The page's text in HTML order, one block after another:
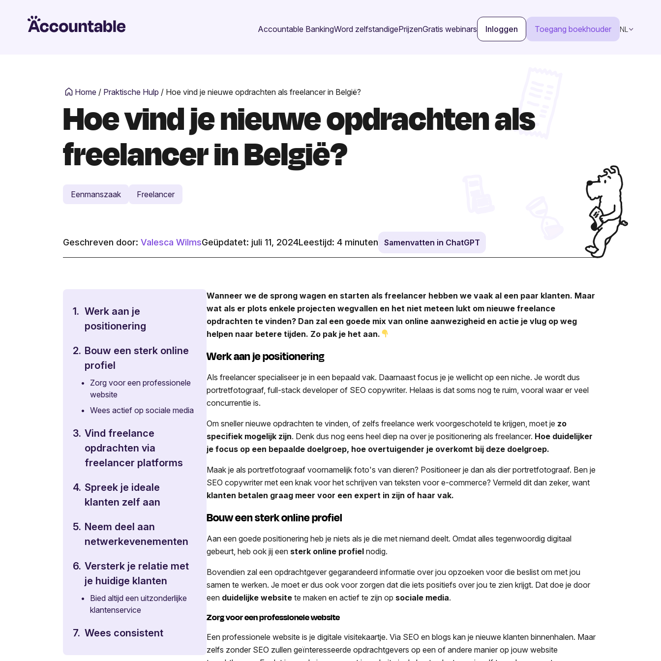
Accountable BankingWord zelfstandigePrijzenGratis webinars Inloggen Toegang boekhouder NL
Home / Praktische Hulp / Hoe vind je nieuwe opdrachten als freelancer in België?
Hoe vind je nieuwe opdrachten als
freelancer in België?
Eenmanszaak Freelancer
Geschreven door: Valesca WilmsGeüpdatet: juli 11, 2024Leestijd: 4 minuten Samenvatten in ChatGPT
1. Werk aan je
positionering
2. Bouw een sterk online
profiel
•
Zorg voor een professionele
website
•
Wees actief op sociale media
3. Vind freelance
opdrachten via
freelancer platforms
4. Spreek je ideale
klanten zelf aan
5. Neem deel aan
netwerkevenementen
6. Versterk je relatie met
je huidige klanten
•
Bied altijd een uitzonderlijke
klantenservice
7. Wees consistent
Wanneer we de sprong wagen en starten als freelancer hebben we vaak al een paar klanten. Maar
wat als er plots enkele projecten wegvallen en het niet meteen lukt om nieuwe freelance
opdrachten te vinden? Dan zal een goede mix van online aanwezigheid en actie je vlug op weg
helpen naar betere tijden. Zo pak je het aan.
Werk aan je positionering
Als freelancer specialiseer je in een bepaald vak. Daarnaast focus je je wellicht op een niche. Je wordt dus
portretfotograaf, full-stack developer of SEO copywriter. Helaas is dat soms nog te ruim, vooral waar er veel
concurrentie is.
Om sneller nieuwe opdrachten te vinden, of zelfs freelance werk voorgeschoteld te krijgen, moet je zo
specifiek mogelijk zijn. Denk dus nog eens heel diep na over je positionering als freelancer. Hoe duidelijker
je focus op een bepaalde doelgroep, hoe overtuigender je overkomt bij deze doelgroep.
Maak je als portretfotograaf voornamelijk foto's van dieren? Positioneer je dan als dier portretfotograaf. Ben je
SEO copywriter met een knak voor het schrijven van teksten voor e-commerce? Vermeld dit dan zeker, want
klanten betalen graag meer voor een expert in zijn of haar vak.
Bouw een sterk online profiel
Aan een goede positionering heb je niets als je die met niemand deelt. Omdat alles tegenwoordig digitaal
gebeurt, heb ook jij een sterk online profiel nodig.
Bovendien zal een opdrachtgever gegarandeerd informatie over jou opzoeken voor die beslist om met jou
samen te werken. Je moet er dus ook voor zorgen dat die iets positiefs over jou te zien krijgt. Dat doe je door
een duidelijke website te maken en actief te zijn op sociale media.
Zorg voor een professionele website
Een professionele website is je digitale visitekaartje. Via SEO en blogs kan je nieuwe klanten binnenhalen. Maar
zelfs zonder SEO zullen geïnteresseerde opdrachtgevers op een of andere manier op jouw website